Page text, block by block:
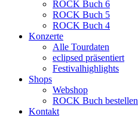
ROCK Buch 6
ROCK Buch 5
ROCK Buch 4
Konzerte
Alle Tourdaten
eclipsed präsentiert
Festivalhighlights
Shops
Webshop
ROCK Buch bestellen
Kontakt